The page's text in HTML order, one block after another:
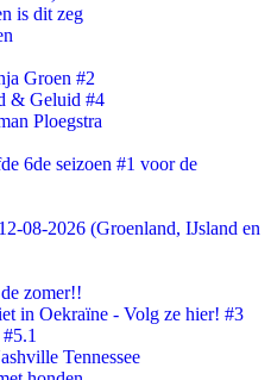
is dit zeg
Groen #2
& Geluid #4
Ploegstra
6de seizoen #1 voor de
08-2026 (Groenland, IJsland en
zomer!!
in Oekraïne - Volg ze hier! #3
Tennessee